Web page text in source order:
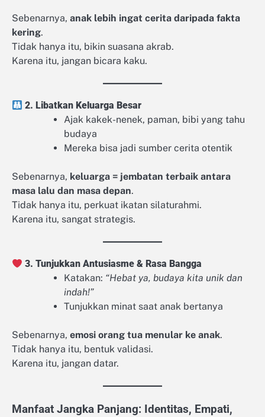
Sebenarnya, anak lebih ingat cerita daripada fakta
kering.
Tidak hanya itu, bikin suasana akrab.
Karena itu, jangan bicara kaku.
2. Libatkan Keluarga Besar
Ajak kakek-nenek, paman, bibi yang tahu
budaya
Mereka bisa jadi sumber cerita otentik
Sebenarnya, keluarga = jembatan terbaik antara
masa lalu dan masa depan.
Tidak hanya itu, perkuat ikatan silaturahmi.
Karena itu, sangat strategis.
3. Tunjukkan Antusiasme & Rasa Bangga
Katakan: “Hebat ya, budaya kita unik dan
indah!”
Tunjukkan minat saat anak bertanya
Sebenarnya, emosi orang tua menular ke anak.
Tidak hanya itu, bentuk validasi.
Karena itu, jangan datar.
Manfaat Jangka Panjang: Identitas, Empati,